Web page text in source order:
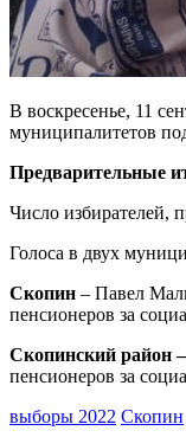
В воскресенье, 11
муниципалитетов
Предварительные
Число избирателей,
Голоса в двух
Скопин – Павел
пенсионеров за
Скопинский район
пенсионеров за
выборы 2022 Скопин